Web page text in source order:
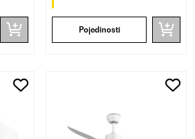
Pojedinosti